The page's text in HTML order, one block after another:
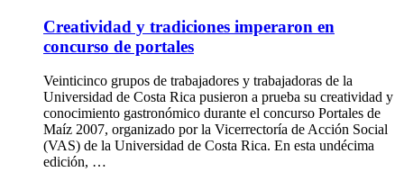
Creatividad y tradiciones imperaron en
concurso de portales
Veinticinco grupos de trabajadores y trabajadoras de la
Universidad de Costa Rica pusieron a prueba su creatividad y
conocimiento gastronómico durante el concurso Portales de
Maíz 2007, organizado por la Vicerrectoría de Acción Social
(VAS) de la Universidad de Costa Rica. En esta undécima
edición, …